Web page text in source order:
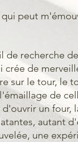
peut
de recherche
de
sur le tour, le
de
un four,
autant
une